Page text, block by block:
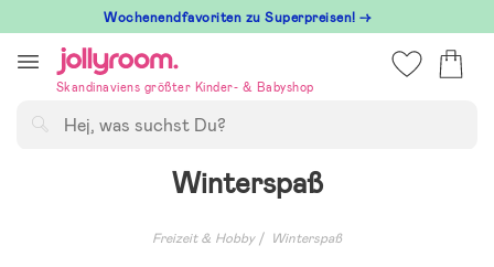
till
innehållet
Wochenendfavoriten zu Superpreisen! →
Skandinaviens größter Kinder- & Babyshop
Winterspaß
Freizeit & Hobby Winterspaß